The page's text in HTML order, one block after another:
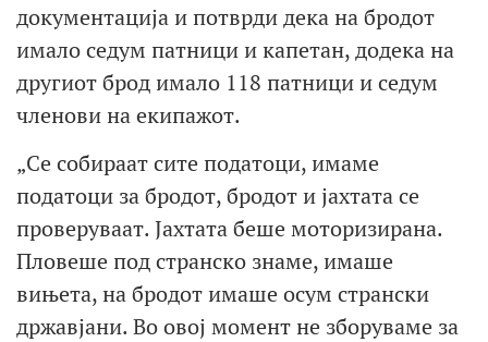
документација и потврди дека на бродот
имало седум патници и капетан, додека на
другиот брод имало 118 патници и седум
членови на екипажот.
„Се собираат сите податоци, имаме
податоци за бродот, бродот и јахтата се
проверуваат. Јахтата беше моторизирана.
Пловеше под странско знаме, имаше
вињета, на бродот имаше осум странски
државјани. Во овој момент не зборуваме за